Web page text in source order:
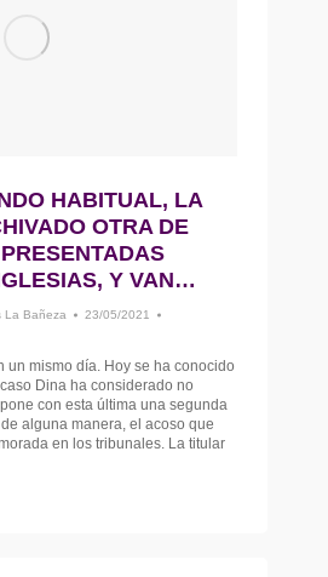
HABITUAL, LA
OTRA DE
Y VAN…
La Bañeza
23/05/2021
un mismo día. Hoy se ha conocido
Dina ha considerado no
con esta última una segunda
alguna manera, el acoso que
en los tribunales. La titular